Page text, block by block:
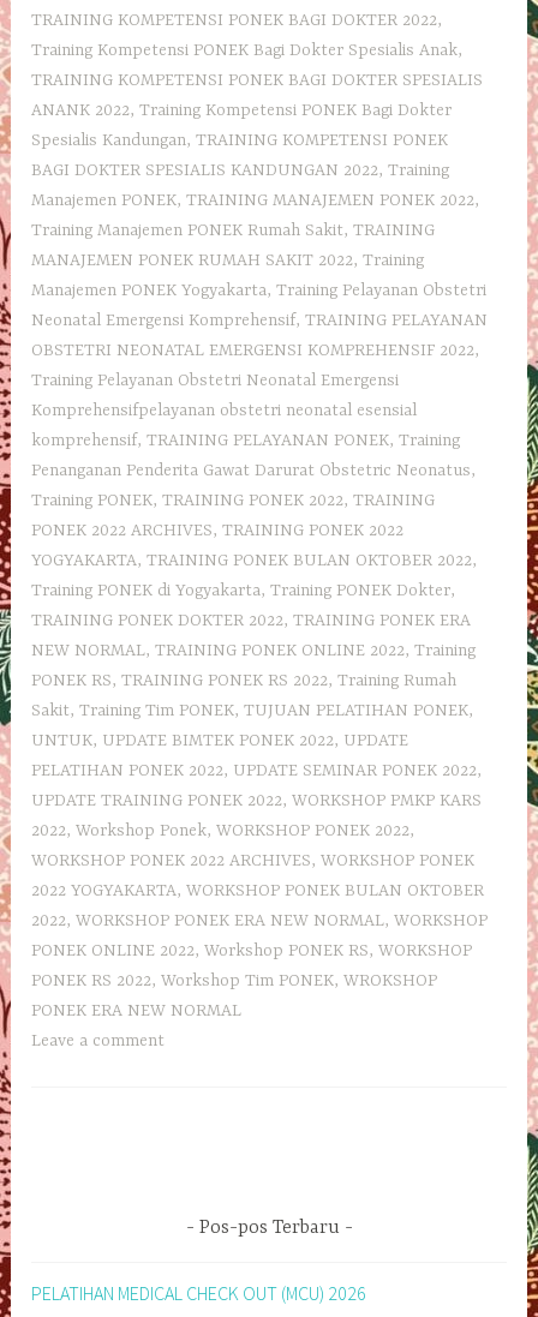
TRAINING KOMPETENSI PONEK BAGI DOKTER 2022,
Training Kompetensi PONEK Bagi Dokter Spesialis Anak,
TRAINING KOMPETENSI PONEK BAGI DOKTER SPESIALIS
ANANK 2022,Training Kompetensi PONEK Bagi Dokter
Spesialis Kandungan,TRAINING KOMPETENSI PONEK
BAGI DOKTER SPESIALIS KANDUNGAN 2022,Training
Manajemen PONEK,TRAINING MANAJEMEN PONEK 2022,
Training Manajemen PONEK Rumah Sakit,TRAINING
MANAJEMEN PONEK RUMAH SAKIT 2022,Training
Manajemen PONEK Yogyakarta,Training Pelayanan Obstetri
Neonatal Emergensi Komprehensif,TRAINING PELAYANAN
OBSTETRI NEONATAL EMERGENSI KOMPREHENSIF 2022,
Training Pelayanan Obstetri Neonatal Emergensi
Komprehensifpelayanan obstetri neonatal esensial
komprehensif,TRAINING PELAYANAN PONEK,Training
Penanganan Penderita Gawat Darurat Obstetric Neonatus,
Training PONEK,TRAINING PONEK 2022,TRAINING
PONEK 2022 ARCHIVES,TRAINING PONEK 2022
YOGYAKARTA,TRAINING PONEK BULAN OKTOBER 2022,
Training PONEK di Yogyakarta,Training PONEK Dokter,
TRAINING PONEK DOKTER 2022,TRAINING PONEK ERA
NEW NORMAL,TRAINING PONEK ONLINE 2022,Training
PONEK RS,TRAINING PONEK RS 2022,Training Rumah
Sakit,Training Tim PONEK,TUJUAN PELATIHAN PONEK,
UNTUK, UPDATE BIMTEK PONEK 2022, UPDATE
PELATIHAN PONEK 2022, UPDATE SEMINAR PONEK 2022,
UPDATE TRAINING PONEK 2022,WORKSHOP PMKP KARS
2022,Workshop Ponek,WORKSHOP PONEK 2022,
WORKSHOP PONEK 2022 ARCHIVES,WORKSHOP PONEK
2022 YOGYAKARTA,WORKSHOP PONEK BULAN OKTOBER
2022,WORKSHOP PONEK ERA NEW NORMAL,WORKSHOP
PONEK ONLINE 2022,Workshop PONEK RS,WORKSHOP
PONEK RS 2022,Workshop Tim PONEK,WROKSHOP
PONEK ERA NEW NORMAL
Leave a comment
Pos-pos Terbaru
PELATIHAN MEDICAL CHECK OUT (MCU) 2026